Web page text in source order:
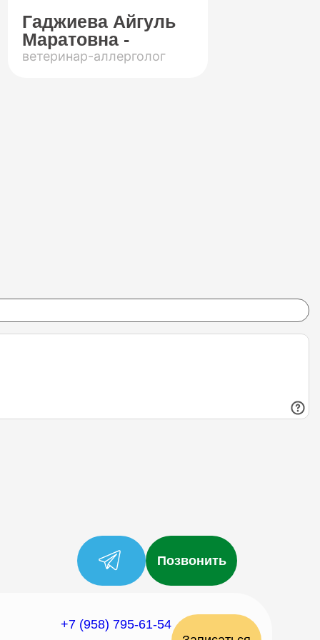
Гаджиева Айгуль
Маратовна -
ветеринар-аллерголог
Позвонить
+7 (958) 795-61-54